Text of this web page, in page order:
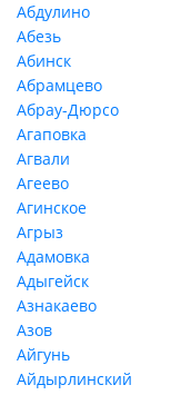
Абдулино
Абезь
Абинск
Абрамцево
Абрау-Дюрсо
Агаповка
Агвали
Агеево
Агинское
Агрыз
Адамовка
Адыгейск
Азнакаево
Азов
Айгунь
Айдырлинский